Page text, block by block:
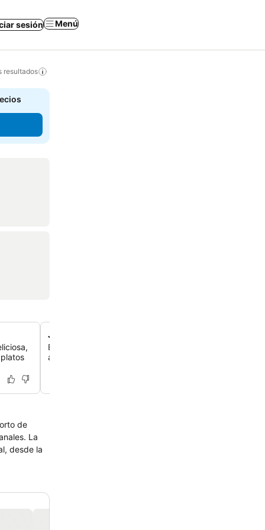
sesión Menú
resultados
Jardines exuberantes y bien cuidados
El resort cuenta con unos jardines preciosos y
ambiente encantador y tranquilo para que los disfrutes.
de
La
desde la